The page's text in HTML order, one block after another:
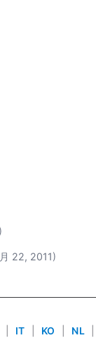
22, 2011)
IT KO NL